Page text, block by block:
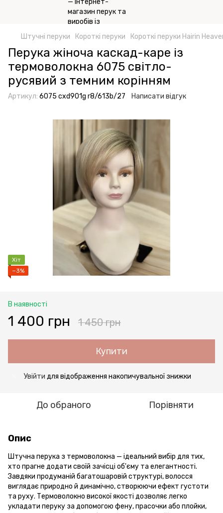
Штучні перуки Короткі перуки Короткі перуки Hairin
Перука жіноча каскад-каре із
термоволокна 6075 світло-
русявий з темним корінням
Артикул: 6075 cxd901g r8/613b/27 Написати відгук
Хіт
−3%
В наявності
1 400 грн 1 450 грн
Купити
Увійти для відображення накопичувальної знижки
До обраного Порівняти
Опис
Штучна перука з термоволокна — ідеальний вибір для тих,
хто прагне додати своїй зачісці об'єму та елегантності.
Завдяки продуманій багатошаровій структурі, волосся
виглядає природно й динамічно, створюючи ефект густоти
та руху. Термоволокно високої якості дозволяє легко
укладати перуку за допомогою фену, прасочки або плойки,